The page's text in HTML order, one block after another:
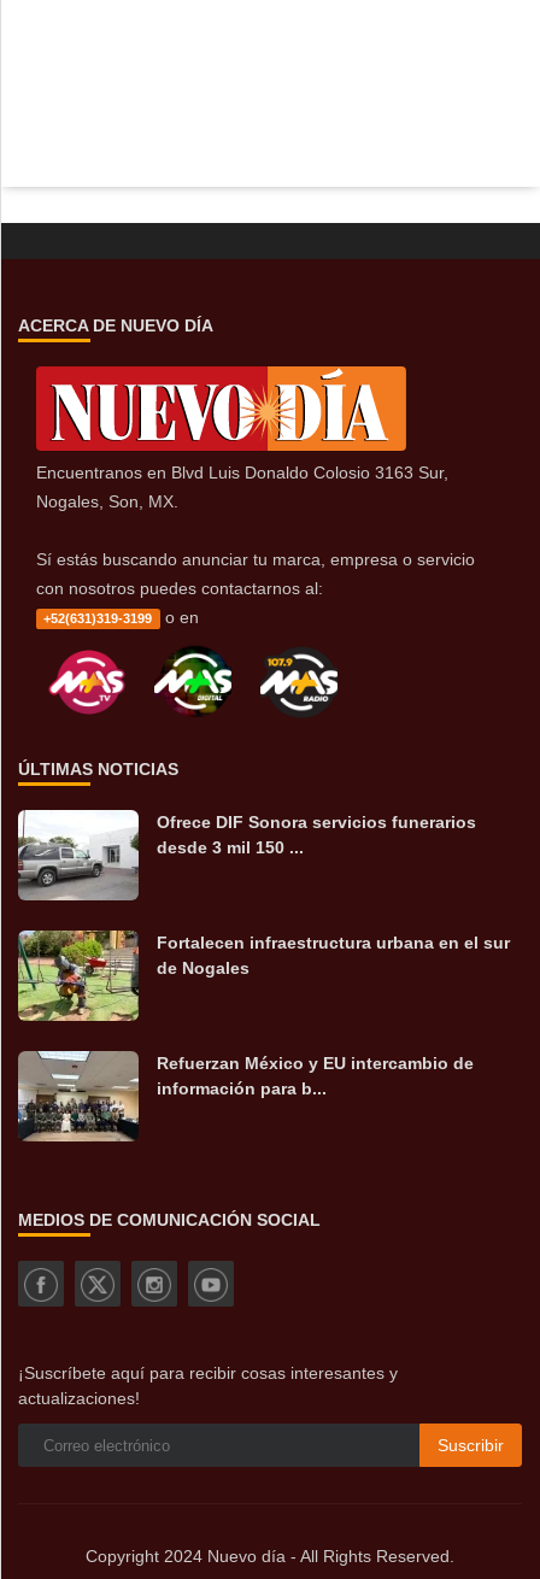
ACERCA DE NUEVO DÍA
Encuentranos en Blvd Luis Donaldo Colosio 3163 Sur,
Nogales, Son, MX.
Sí estás buscando anunciar tu marca, empresa o servicio
con nosotros puedes contactarnos al:
+52(631)319-3199 o en
ÚLTIMAS NOTICIAS
Ofrece DIF Sonora servicios funerarios
desde 3 mil 150 ...
Fortalecen infraestructura urbana en el sur
de Nogales
Refuerzan México y EU intercambio de
información para b...
MEDIOS DE COMUNICACIÓN SOCIAL
¡Suscríbete aquí para recibir cosas interesantes y
actualizaciones!
Suscribir
Copyright 2024 Nuevo día - All Rights Reserved.